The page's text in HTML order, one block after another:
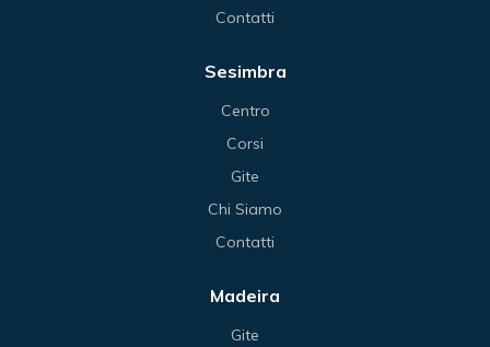
Contatti
Sesimbra
Centro
Corsi
Gite
Chi Siamo
Contatti
Madeira
Gite